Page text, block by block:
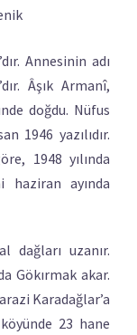
Annesinin adı
Âşık Armanî,
doğdu. Nüfus
1946 yazılıdır.
1948 yılında
haziran ayında
dağları uzanır.
Gökırmak akar.
Karadağlar’a
23 hane